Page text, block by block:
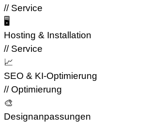
// Service
🖥
Hosting & Installation
// Service
📈
SEO & KI-Optimierung
// Optimierung
🎨
Design­anpassungen